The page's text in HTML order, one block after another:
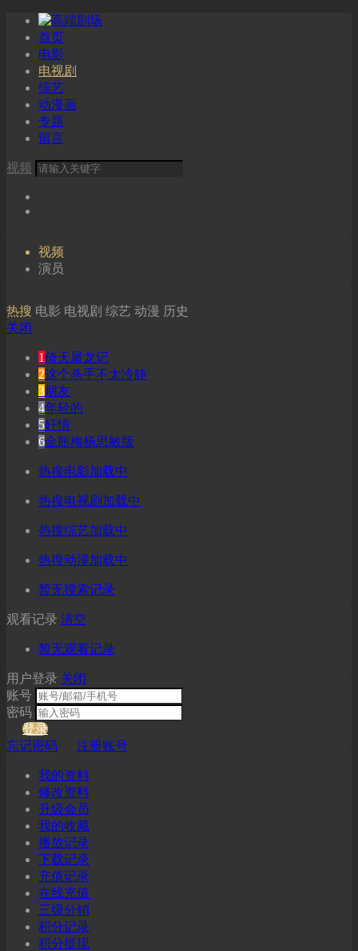
首页
电影
电视剧
综艺
动漫画
专题
留言
视频
视频
演员
热搜 电影 电视剧 综艺 动漫 历史
关闭
1倚天屠龙记
2这个杀手不太冷静
3朋友
4年轻的
5奸情
6金瓶梅杨思敏版
热搜电影加载中
热搜电视剧加载中
热搜综艺加载中
热搜动漫加载中
暂无搜索记录
观看记录 清空
暂无观看记录
用户登录 关闭
账号
密码
登录
忘记密码
注册账号
我的资料
修改资料
升级会员
我的收藏
播放记录
下载记录
充值记录
在线充值
三级分销
积分记录
积分提现